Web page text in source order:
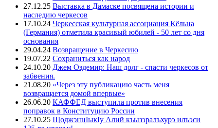
27.12.25 Выставка в Дамаске посвящена истории и
наследию черкесов
17.10.24 Черкесская культурная ассоциация Кёльна
(Германия) отметила красивый юбилей - 50 лет со дня
основания
29.04.24 Возвращение в Черкесию
19.07.22 Сохраниться как народ
24.10.20 Джем Оздемир: Наш долг - спасти черкесов от
забвения.
21.08.20 «Через эту публикацию часть меня
возвращается домой впервые»
26.06.20 КАФФЕД выступила против внесения
поправок в Конституцию России
27.10.25 ЩоджэнцIыкIу Алий къызэралъхурэ илъэси